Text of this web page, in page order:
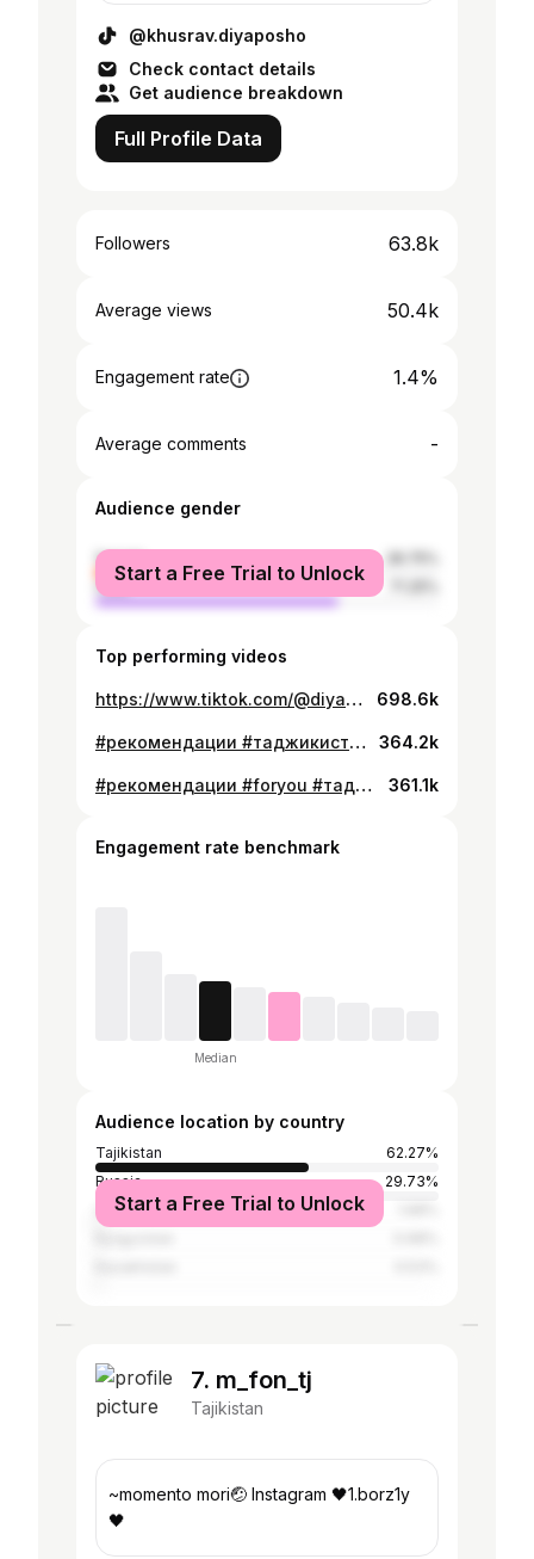
@khusrav.diyaposho
Check contact details
Get audience breakdown
Full Profile Data
Followers 63.8k
Average views 50.4k
Engagement rate 1.4%
Average comments -
Audience gender
female
male
Start a Free Trial to Unlock
Top performing videos
https://www.tiktok.com/@diyaofficial_/video/7159898973375909122 698.6k
#рекомендации #таджикистан #хочуврек #foryou #хочувтоп #iloveyou 364.2k
#рекомендации #foryou #таджикистан #хочуврек 361.1k
Engagement rate benchmark
Median
Audience location by country
Tajikistan
62.27%
Russia
29.73%
Uzbekistan
Start a Free Trial to Unlock
7. m_fon_tj
Tajikistan
~momento mori🤕 Instagram 🖤1.borz1y
🖤